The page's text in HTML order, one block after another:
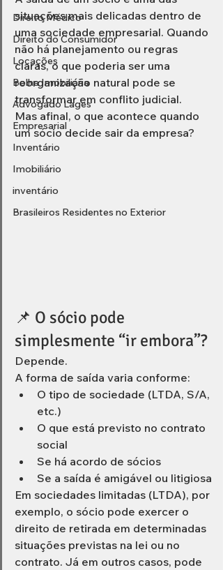
Direito Médico
Direito do Consumidor
Locações
Bolha Imobiliária
Advogado Lages
Empresarial
Inventário
Imobiliário
inventário
Brasileiros Residentes no Exterior
situações mais delicadas dentro de
uma sociedade empresarial. Quando
não há planejamento ou regras
claras, o que poderia ser uma
reorganização natural pode se
transformar em conflito judicial.
Mas afinal, o que acontece quando
um sócio decide sair da empresa?
📌 O sócio pode
simplesmente “ir embora”?
Depende.
A forma de saída varia conforme:
O tipo de sociedade (LTDA, S/A,
etc.)
O que está previsto no contrato
social
Se há acordo de sócios
Se a saída é amigável ou litigiosa
Em sociedades limitadas (LTDA), por
exemplo, o sócio pode exercer o
direito de retirada em determinadas
situações previstas na lei ou no
contrato. Já em outros casos, pode